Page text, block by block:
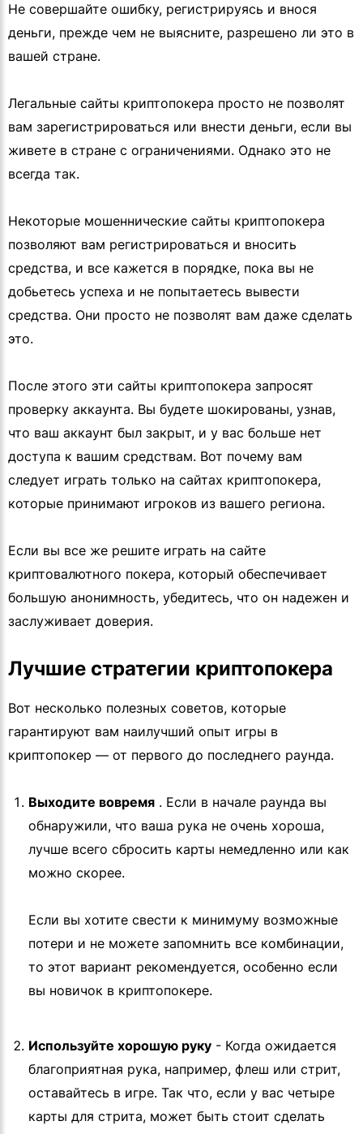
Не совершайте ошибку, регистрируясь и внося
деньги, прежде чем не выясните, разрешено ли это в
вашей стране.
Легальные сайты криптопокера просто не позволят
вам зарегистрироваться или внести деньги, если вы
живете в стране с ограничениями. Однако это не
всегда так.
Некоторые мошеннические сайты криптопокера
позволяют вам регистрироваться и вносить
средства, и все кажется в порядке, пока вы не
добьетесь успеха и не попытаетесь вывести
средства. Они просто не позволят вам даже сделать
это.
После этого эти сайты криптопокера запросят
проверку аккаунта. Вы будете шокированы, узнав,
что ваш аккаунт был закрыт, и у вас больше нет
доступа к вашим средствам. Вот почему вам
следует играть только на сайтах криптопокера,
которые принимают игроков из вашего региона.
Если вы все же решите играть на сайте
криптовалютного покера, который обеспечивает
большую анонимность, убедитесь, что он надежен и
заслуживает доверия.
Лучшие стратегии криптопокера
Вот несколько полезных советов, которые
гарантируют вам наилучший опыт игры в
криптопокер — от первого до последнего раунда.
Выходите вовремя . Если в начале раунда вы
обнаружили, что ваша рука не очень хороша,
лучше всего сбросить карты немедленно или как
можно скорее.
Если вы хотите свести к минимуму возможные
потери и не можете запомнить все комбинации,
то этот вариант рекомендуется, особенно если
вы новичок в криптопокере.
Используйте хорошую руку - Когда ожидается
благоприятная рука, например, флеш или стрит,
оставайтесь в игре. Так что, если у вас четыре
карты для стрита, может быть стоит сделать